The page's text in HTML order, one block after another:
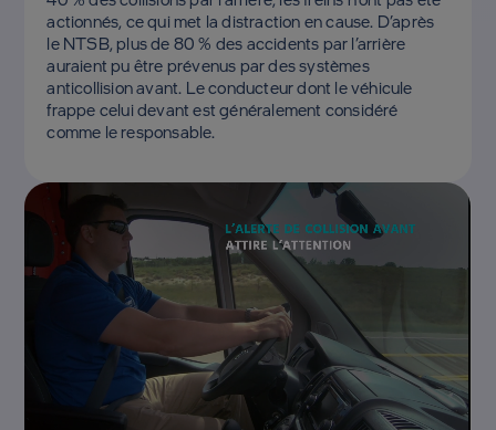
actionnés, ce qui met la distraction en cause. D’après
le NTSB, plus de 80 % des accidents par l’arrière
auraient pu être prévenus par des systèmes
anticollision avant. Le conducteur dont le véhicule
frappe celui devant est généralement considéré
comme le responsable.